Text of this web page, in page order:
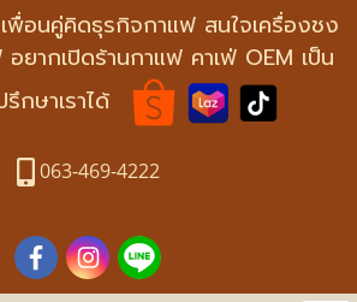
อนคู่คิดธุรกิจกาแฟ สนใจเครื่องชง
ยากเปิดร้านกาแฟ คาเฟ่ OEM เป็น
กษาเราได้
063-469-4222